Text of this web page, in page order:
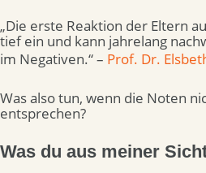
„Die erste Reaktion der Eltern
tief ein und kann jahrelang
im Negativen.“ – Prof. Dr.
Was also tun, wenn die Noten
entsprechen?
Was du aus meiner